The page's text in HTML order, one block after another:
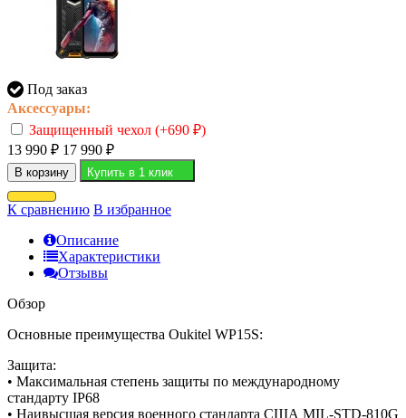
Под заказ
Аксессуары:
Защищенный чехол (+690 ₽)
13 990 ₽ 17 990 ₽
В корзину Купить в 1 клик
К сравнению В избранное
Описание
Характеристики
Отзывы
Обзор
Основные преимущества Oukitel WP15S:
Защита:
• Максимальная степень защиты по международному
стандарту IP68
• Наивысшая версия военного стандарта США MIL-STD-810G